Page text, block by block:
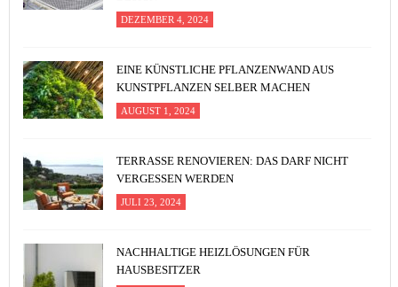
DEZEMBER 4, 2024
EINE KÜNSTLICHE PFLANZENWAND AUS
KUNSTPFLANZEN SELBER MACHEN
AUGUST 1, 2024
TERRASSE RENOVIEREN: DAS DARF NICHT
VERGESSEN WERDEN
JULI 23, 2024
NACHHALTIGE HEIZLÖSUNGEN FÜR
HAUSBESITZER